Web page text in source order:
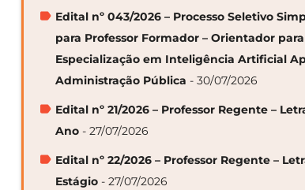
Edital nº 043/2026 – Processo Seletivo
para Professor Formador – Orientador
Especialização em Inteligência Artificial
Administração Pública - 30/07/2026
Edital nº 21/2026 – Professor Regente –
Ano - 27/07/2026
Edital nº 22/2026 – Professor Regente –
Estágio - 27/07/2026